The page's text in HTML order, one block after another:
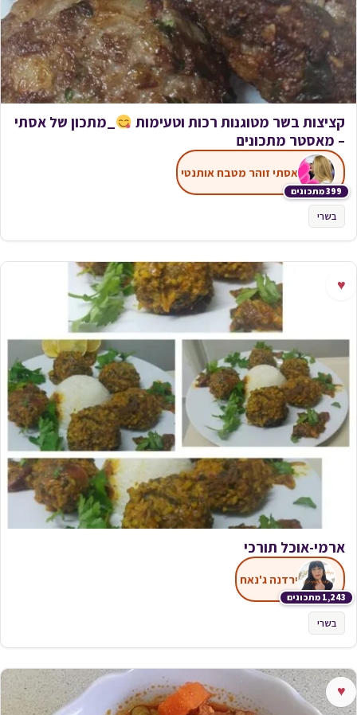
קציצות בשר מטוגנות רכות וטעימות
_מתכון של אסתי
– מאסטר מתכונים
399 מתכונים
אסתי זוהר מטבח אותנטי
בשרי
♥
ארמי-אוכל תורכי
1,243 מתכונים
ירדנה ג'נאח
בשרי
♥